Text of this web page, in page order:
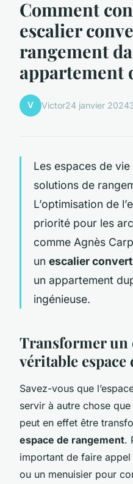
Comment
escalier
rangement
appartement
V Victor24 janvier 2024
Les espaces de
solutions de
L’optimisation de
priorité pour les
comme Agnès
un escalier
un appartement
ingénieuse.
Transformer un
véritable espace
Savez-vous que
servir à autre chose
peut en effet être
espace de rangement.
important de faire appel
ou un menuisier pour